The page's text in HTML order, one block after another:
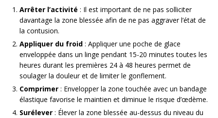
Arrêter l’activité : Il est important de ne pas solliciter
davantage la zone blessée afin de ne pas aggraver l’état de
la contusion.
Appliquer du froid : Appliquer une poche de glace
enveloppée dans un linge pendant 15-20 minutes toutes les
heures durant les premières 24 à 48 heures permet de
soulager la douleur et de limiter le gonflement.
Comprimer : Envelopper la zone touchée avec un bandage
élastique favorise le maintien et diminue le risque d’œdème.
Surélever : Élever la zone blessée au-dessus du niveau du